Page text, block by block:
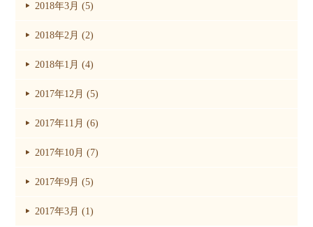
2018年3月 (5)
2018年2月 (2)
2018年1月 (4)
2017年12月 (5)
2017年11月 (6)
2017年10月 (7)
2017年9月 (5)
2017年3月 (1)